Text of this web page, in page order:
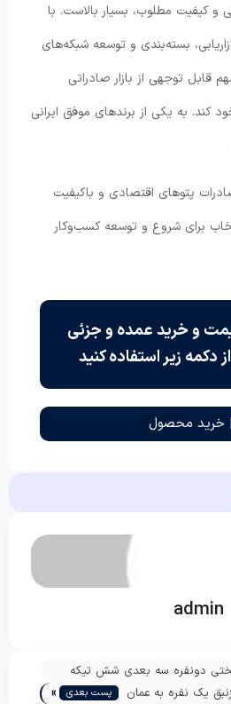
و کیفیت مطلوب، بسیار بالاست. با
بسته‌بندی و توسعه شبکه‌های
قابل توجهی از بازار صادراتی
کند. به یکی از برندهای موفق ایرانی
پتوهای اقتصادی و باکیفیت
برای شروع و توسعه کسب‌وکار
و خرید عمده و جزئی
زیر استفاده کنید
| خرید محصول
admin
دونفره سه بعدی شش تیکه
یک نفره به عمان
پست بعدی »